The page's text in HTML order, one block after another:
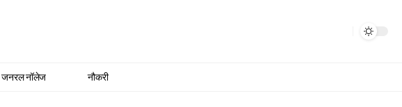
जनरल नॉलेज नौकरी